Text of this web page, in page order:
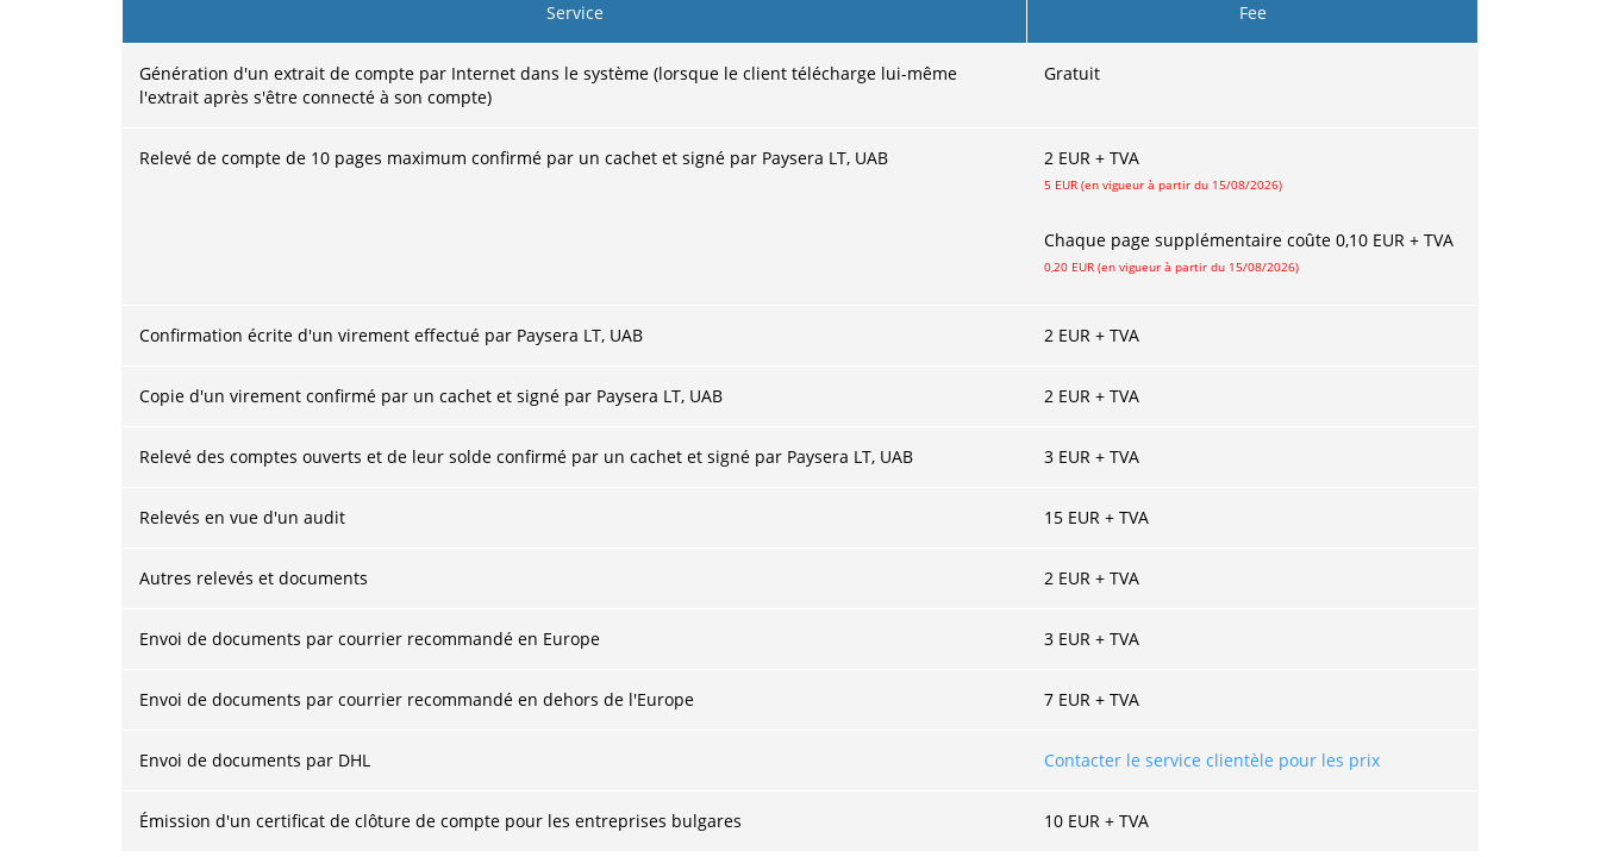
Service Fee
Génération d'un extrait de compte par Internet dans le système (lorsque le client télécharge lui-même
l'extrait après s'être connecté à son compte)
Gratuit
Relevé de compte de 10 pages maximum confirmé par un cachet et signé par Paysera LT, UAB 2 EUR + TVA
5 EUR (en vigueur à partir du 15/08/2026)
Chaque page supplémentaire coûte 0,10 EUR + TVA
0,20 EUR (en vigueur à partir du 15/08/2026)
Confirmation écrite d'un virement effectué par Paysera LT, UAB 2 EUR + TVA
Copie d'un virement confirmé par un cachet et signé par Paysera LT, UAB 2 EUR + TVA
Relevé des comptes ouverts et de leur solde confirmé par un cachet et signé par Paysera LT, UAB 3 EUR + TVA
Relevés en vue d'un audit 15 EUR + TVA
Autres relevés et documents 2 EUR + TVA
Envoi de documents par courrier recommandé en Europe 3 EUR + TVA
Envoi de documents par courrier recommandé en dehors de l'Europe 7 EUR + TVA
Envoi de documents par DHL Contacter le service clientèle pour les prix
Émission d'un certificat de clôture de compte pour les entreprises bulgares 10 EUR + TVA